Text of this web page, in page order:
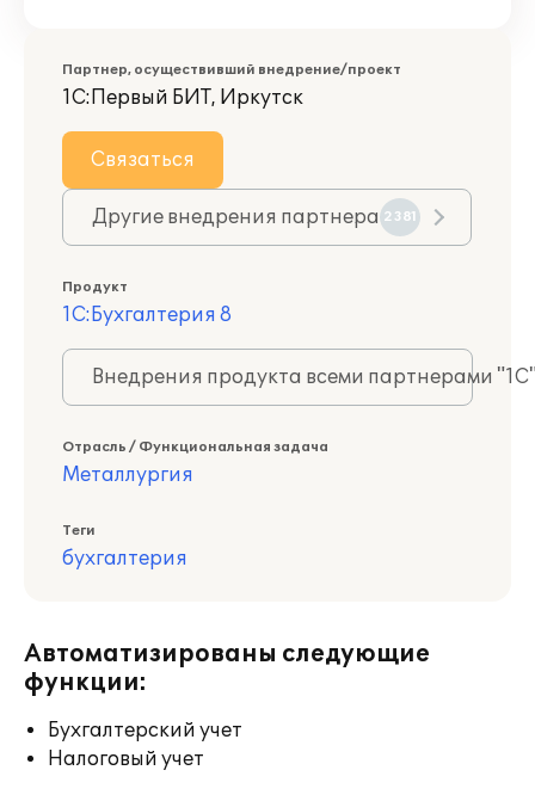
Партнер, осуществивший внедрение/проект
1С:Первый БИТ, Иркутск
Связаться
Другие внедрения партнера 2381
Продукт
1С:Бухгалтерия 8
Внедрения продукта всеми партнерами
Отрасль / Функциональная задача
Металлургия
Теги
бухгалтерия
Автоматизированы следующие
функции:
Бухгалтерский учет
Налоговый учет